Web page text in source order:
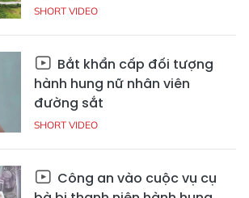
SHORT VIDEO
Bắt khẩn cấp đối tượng
hành hung nữ nhân viên
đường sắt
SHORT VIDEO
Công an vào cuộc vụ cụ